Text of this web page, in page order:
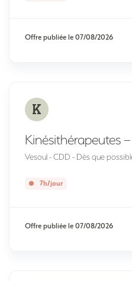
Offre publiée le07/08/2026
K
Kinésithérapeutes
Vesoul - CDD - Dès que
7h/jour
Offre publiée le07/08/2026